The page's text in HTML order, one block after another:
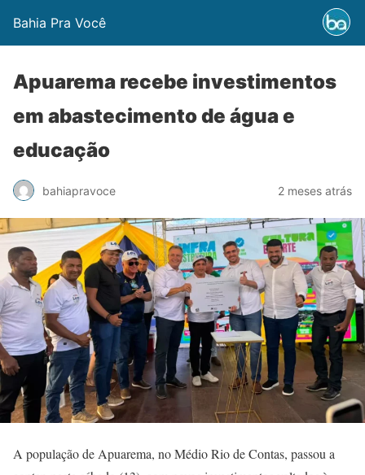
Bahia Pra Você
Apuarema recebe investimentos
em abastecimento de água e
educação
bahiapravoce 2 meses atrás
A população de Apuarema, no Médio Rio de Contas, passou a